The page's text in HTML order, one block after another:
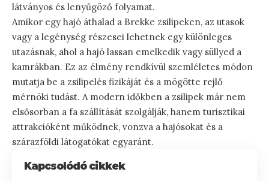
látványos és lenyűgöző folyamat.
Amikor egy hajó áthalad a Brekke zsilipeken, az utasok
vagy a legénység részesei lehetnek egy különleges
utazásnak, ahol a hajó lassan emelkedik vagy süllyed a
kamrákban. Ez az élmény rendkívül szemléletes módon
mutatja be a zsilipelés fizikáját és a mögötte rejlő
mérnöki tudást. A modern időkben a zsilipek már nem
elsősorban a fa szállítását szolgálják, hanem turisztikai
attrakcióként működnek, vonzva a hajósokat és a
szárazföldi látogatókat egyaránt.
Kapcsolódó cikkek